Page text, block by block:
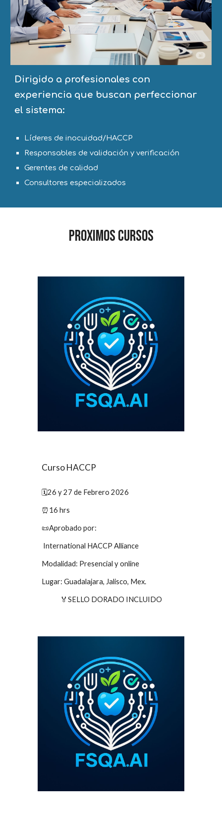
Dirigido a profesionales con
experiencia que buscan perfeccionar
el sistema:
Líderes de inocuidad/HACCP
Responsables de validación y verificación
Gerentes de calidad
Consultores especializados
Proximos Cursos
Curso HACCP
🗓️26 y 27 de Febrero 2026
⏰16 hrs
📜Aprobado por:
International HACCP Alliance
Modalidad: Presencial y online
Lugar: Guadalajara, Jalisco, Mex.
🏅SELLO DORADO INCLUIDO